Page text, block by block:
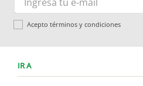
Acepto términos y condiciones
IR A